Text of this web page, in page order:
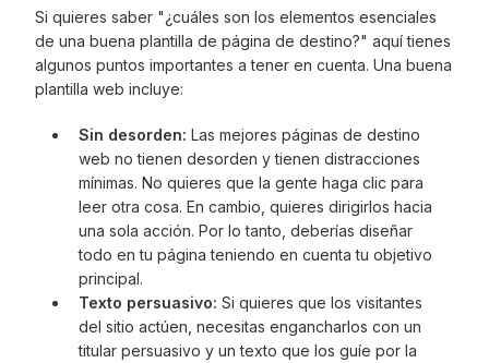
Si quieres saber "¿cuáles son los elementos esenciales
de una buena plantilla de página de destino?" aquí tienes
algunos puntos importantes a tener en cuenta. Una buena
plantilla web incluye:
Sin desorden: Las mejores páginas de destino
web no tienen desorden y tienen distracciones
mínimas. No quieres que la gente haga clic para
leer otra cosa. En cambio, quieres dirigirlos hacia
una sola acción. Por lo tanto, deberías diseñar
todo en tu página teniendo en cuenta tu objetivo
principal.
Texto persuasivo: Si quieres que los visitantes
del sitio actúen, necesitas engancharlos con un
titular persuasivo y un texto que los guíe por la